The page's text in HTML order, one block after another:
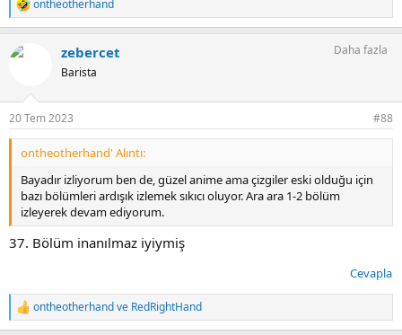
T
e
k
:
ontheotherhand
zebercet
Barista
Daha fazla
20 Tem 2023 #88
ontheotherhand' Alıntı:
Bayadır izliyorum ben de, güzel anime ama çizgiler eski olduğu için
bazı bölümleri ardışık izlemek sıkıcı oluyor. Ara ara 1-2 bölüm
izleyerek devam ediyorum.
37. Bölüm inanılmaz iyiymiş
Cevapla
T
e
ontheotherhandve RedRightHand